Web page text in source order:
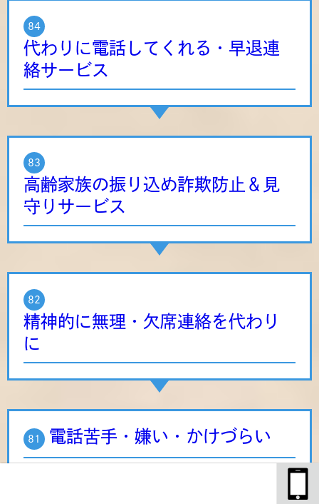
84
代わりに電話してくれる・早退連
絡サービス
83
高齢家族の振り込め詐欺防止＆見
守りサービス
82
精神的に無理・欠席連絡を代わり
に
81 電話苦手・嫌い・かけづらい